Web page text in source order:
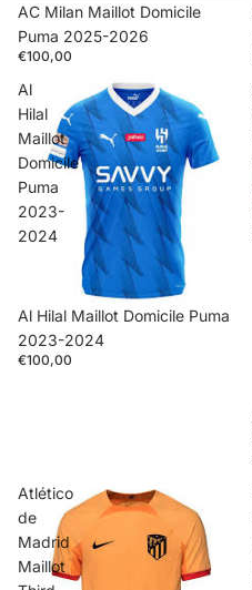
AC Milan Maillot Domicile
Puma 2025-2026
€100,00
Al
Hilal
Maillot
Domicile
Puma
2023-
2024
Al Hilal Maillot Domicile Puma
2023-2024
€100,00
Atlético
de
Madrid
Maillot